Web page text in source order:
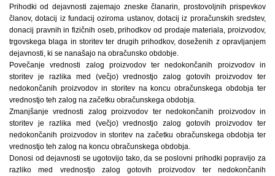
Prihodki od dejavnosti zajemajo zneske članarin, prostovoljnih prispevkov
članov, dotacij iz fundacij oziroma ustanov, dotacij iz proračunskih sredstev,
donacij pravnih in fizičnih oseb, prihodkov od prodaje materiala, proizvodov,
trgovskega blaga in storitev ter drugih prihodkov, doseženih z opravljanjem
dejavnosti, ki se nanašajo na obračunsko obdobje.
Povečanje vrednosti zalog proizvodov ter nedokončanih proizvodov in
storitev je razlika med (večjo) vrednostjo zalog gotovih proizvodov ter
nedokončanih proizvodov in storitev na koncu obračunskega obdobja ter
vrednostjo teh zalog na začetku obračunskega obdobja.
Zmanjšanje vrednosti zalog proizvodov ter nedokončanih proizvodov in
storitev je razlika med (večjo) vrednostjo zalog gotovih proizvodov ter
nedokončanih proizvodov in storitev na začetku obračunskega obdobja ter
vrednostjo teh zalog na koncu obračunskega obdobja.
Donosi od dejavnosti se ugotovijo tako, da se poslovni prihodki popravijo za
razliko med vrednostjo zalog gotovih proizvodov ter nedokončanih